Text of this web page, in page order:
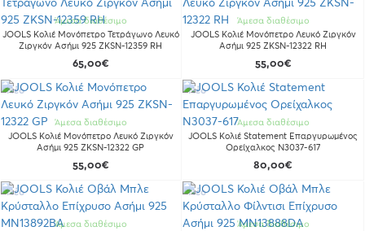
Άμεσα διαθέσιμο
JOOLS Κολιέ Μονόπετρο Τετράγωνο Λευκό
Ζιργκόν Ασήμι 925 ZKSN-12359 RH
65,00€
Άμεσα διαθέσιμο
JOOLS Κολιέ Μονόπετρο Λευκό Ζιργκόν
Ασήμι 925 ZKSN-12322 RH
55,00€
Νέο
Άμεσα διαθέσιμο
JOOLS Κολιέ Μονόπετρο Λευκό Ζιργκόν
Ασήμι 925 ZKSN-12322 GP
55,00€
Νέο
Άμεσα διαθέσιμο
JOOLS Κολιέ Statement Eπαργυρωμένος
Ορείχαλκος N3037-617
80,00€
Νέο
Άμεσα διαθέσιμο
Νέο
Άμεσα διαθέσιμο